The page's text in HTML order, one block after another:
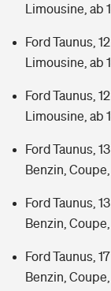
Limousine, ab
Ford Taunus,
Limousine, ab
Ford Taunus,
Limousine, ab
Ford Taunus,
Benzin,
Ford Taunus,
Benzin,
Ford Taunus,
Benzin,